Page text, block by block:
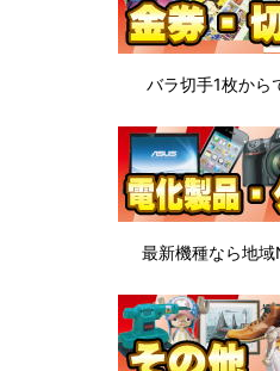
バラ切手1枚から
最新機種なら地域